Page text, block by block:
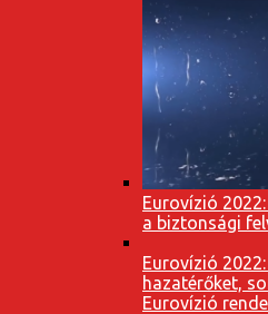
Eurovízió
a biztonsági
Eurovízió
hazatérőket,
Eurovízió